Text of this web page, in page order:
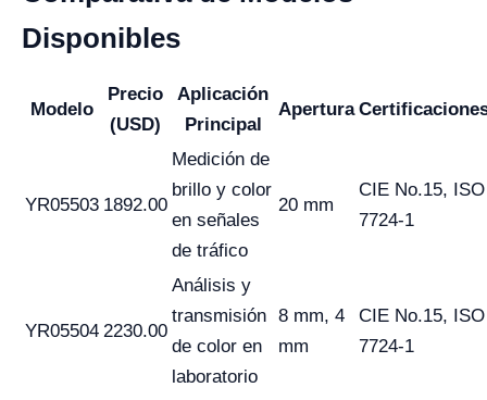
Disponibles
Modelo
Precio
(USD)
Aplicación
Principal
Apertura
YR05503 1892.00
Medición de
brillo y color
en señales
de tráfico
20 mm
CIE No.15, ISO
7724-1
YR05504 2230.00
Análisis y
transmisión
de color en
laboratorio
8 mm, 4
mm
CIE No.15, ISO
7724-1